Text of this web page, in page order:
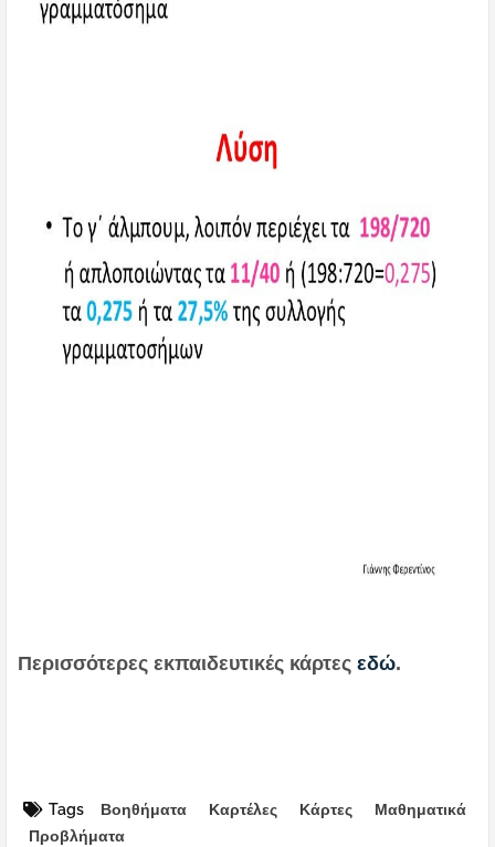
Περισσότερες εκπαιδευτικές κάρτες εδώ.
Tags Βοηθήματα Καρτέλες Κάρτες
Μαθηματικά
Προβλήματα